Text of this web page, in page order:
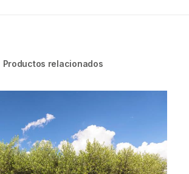
Productos relacionados